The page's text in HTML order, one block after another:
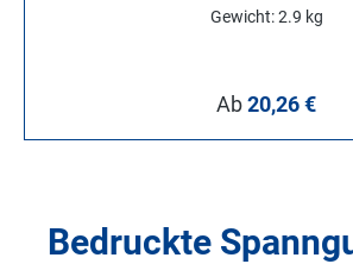
Gewicht: 2.9 kg
Regulärer Preis:
Ab20,26 €
Bedruckte